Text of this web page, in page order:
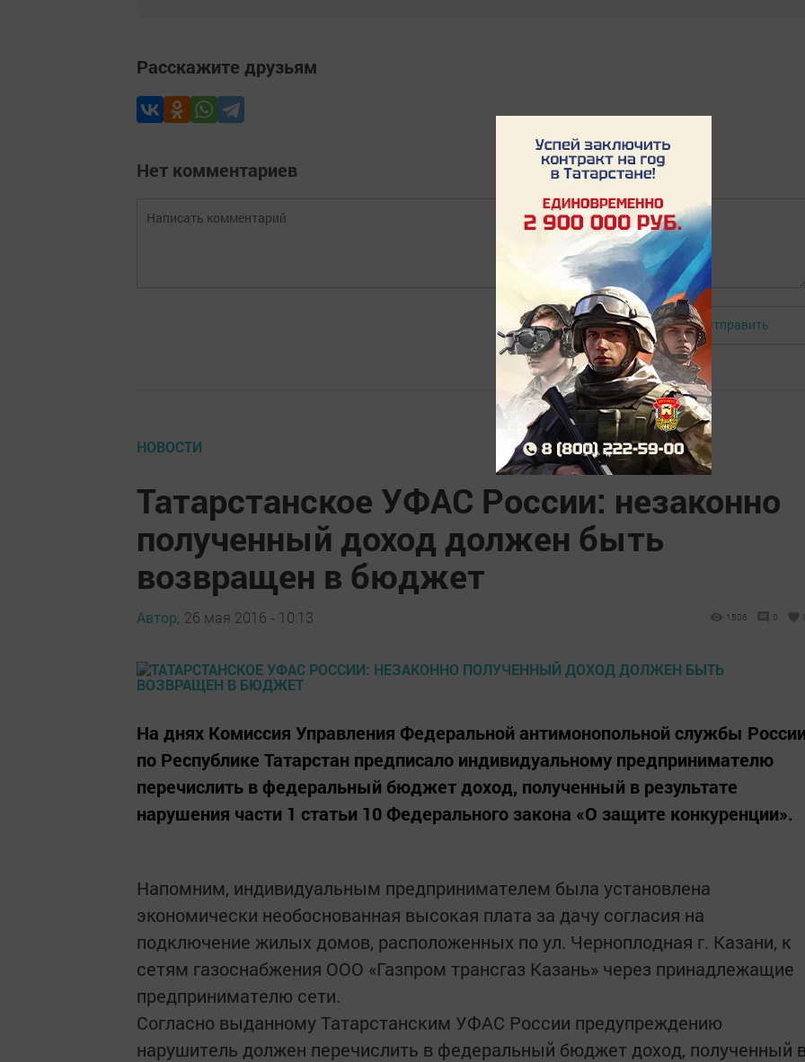
Расскажите друзьям
Нет комментариев
Авторизоваться Отправить
НОВОСТИ
Татарстанское УФАС России: незаконно
полученный доход должен быть
возвращен в бюджет
Автор, 26 мая 2016 - 10:13 1506 0
На днях Комиссия Управления Федеральной антимонопольной службы
по Республике Татарстан предписало индивидуальному предпринимателю
перечислить в федеральный бюджет доход, полученный в результате
нарушения части 1 статьи 10 Федерального закона «О защите конкуренции».
Напомним, индивидуальным предпринимателем была установлена
экономически необоснованная высокая плата за дачу согласия на
подключение жилых домов, расположенных по ул. Черноплодная г. Казани, к
сетям газоснабжения ООО «Газпром трансгаз Казань» через принадлежащие
предпринимателю сети.
Согласно выданному Татарстанским УФАС России предупреждению
нарушитель должен перечислить в федеральный бюджет доход, полученный